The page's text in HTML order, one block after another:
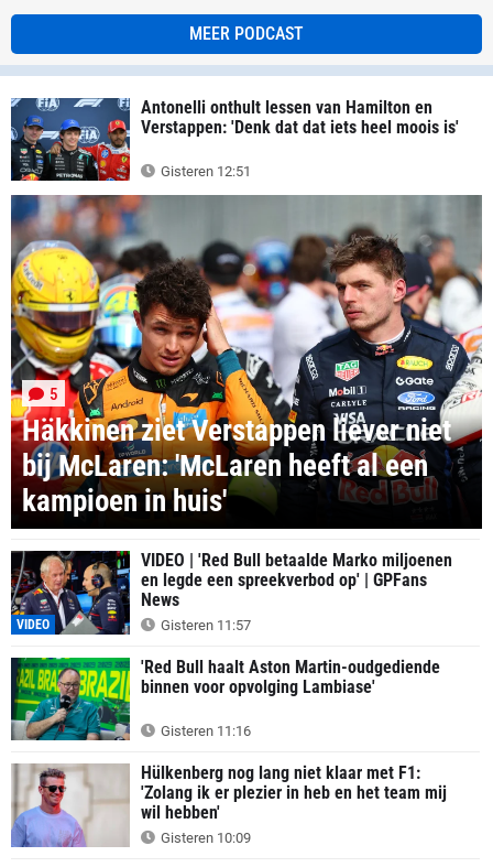
MEER PODCAST
Antonelli onthult lessen van Hamilton en
Verstappen: 'Denk dat dat iets heel moois is'
Gisteren 12:51
Häkkinen ziet Verstappen liever niet
bij McLaren: 'McLaren heeft al een
kampioen in huis'
5
VIDEO
VIDEO | 'Red Bull betaalde Marko miljoenen
en legde een spreekverbod op' | GPFans
News
Gisteren 11:57
'Red Bull haalt Aston Martin-oudgediende
binnen voor opvolging Lambiase'
Gisteren 11:16
Hülkenberg nog lang niet klaar met F1:
'Zolang ik er plezier in heb en het team mij
wil hebben'
Gisteren 10:09